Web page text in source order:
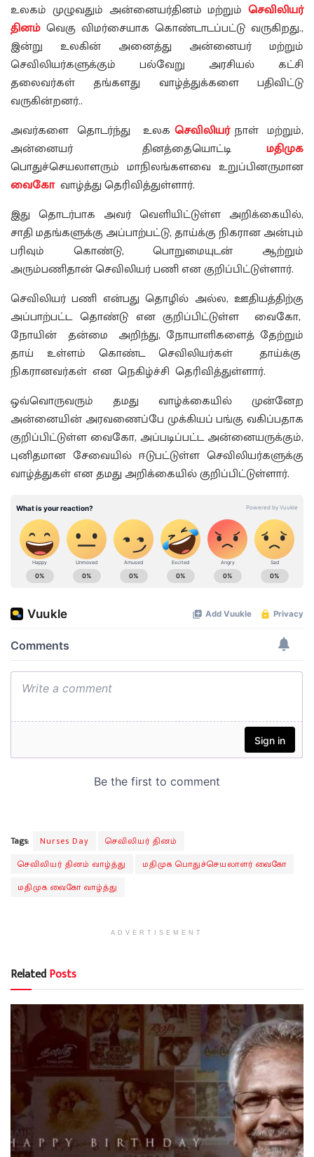
உலகம் முழுவதும் அன்னையர்தினம் மற்றும் செவிலியர்
தினம் வெகு விமர்சையாக கொண்டாடப்பட்டு வருகிறது.,
இன்று உலகின் அனைத்து அன்னையர் மற்றும்
செவிலியர்களுக்கும் பல்வேறு அரசியல் கட்சி
தலைவர்கள் தங்களது வாழ்த்துக்களை பதிவிட்டு
வருகின்றனர்..
அவர்களை தொடர்ந்து உலக செவிலியர் நாள் மற்றும்,
அன்னையர் தினத்தையொட்டி மதிமுக
பொதுச்செயலாளரும் மாநிலங்களவை உறுப்பினருமான
வைகோ வாழ்த்து தெரிவித்துள்ளார்.
இது தொடர்பாக அவர் வெளியிட்டுள்ள அறிக்கையில்,
சாதி மதங்களுக்கு அப்பாற்பட்டு, தாய்க்கு நிகரான அன்பும்
பரிவும் கொண்டு, பொறுமையுடன் ஆற்றும்
அரும்பணிதான் செவிலியர் பணி என குறிப்பிட்டுள்ளார்.
செவிலியர் பணி என்பது தொழில் அல்ல, ஊதியத்திற்கு
அப்பாற்பட்ட தொண்டு என குறிப்பிட்டுள்ள வைகோ,
நோயின் தன்மை அறிந்து, நோயாளிகளைத் தேற்றும்
தாய் உள்ளம் கொண்ட செவிலியர்கள் தாய்க்கு
நிகரானவர்கள் என நெகிழ்ச்சி தெரிவித்துள்ளார்.
ஒவ்வொருவரும் தமது வாழ்க்கையில் முன்னேற
அன்னையின் அரவணைப்பே முக்கியப் பங்கு வகிப்பதாக
குறிப்பிட்டுள்ள வைகோ, அப்படிப்பட்ட அன்னையருக்கும்,
புனிதமான சேவையில் ஈடுபட்டுள்ள செவிலியர்களுக்கு
வாழ்த்துகள் என தமது அறிக்கையில் குறிப்பிட்டுள்ளார்.
Tags: Nurses Day
செவிலியர் தினம்
செவிலியர் தினம் வாழ்த்து
மதிமுக பொதுச்செயலாளர் வைகோ
மதிமுக வைகோ வாழ்த்து
ADVERTISEMENT
RelatedPosts